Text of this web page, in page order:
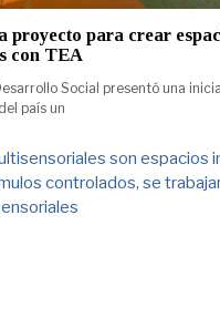
proyecto para crear
con TEA
Social presentó una
país un